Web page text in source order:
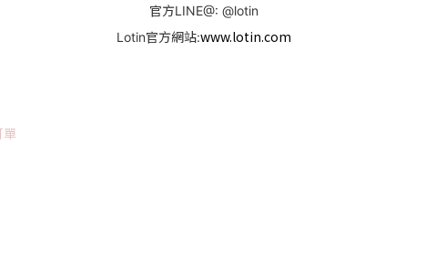
官方LINE@: @lotin
Lotin官方網站:www.lotin.com